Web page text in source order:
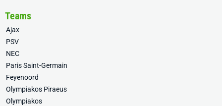
Teams
Ajax
PSV
NEC
Paris Saint-Germain
Feyenoord
Olympiakos Piraeus
Olympiakos